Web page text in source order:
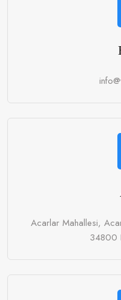
Acarlar Mahallesi,
34800